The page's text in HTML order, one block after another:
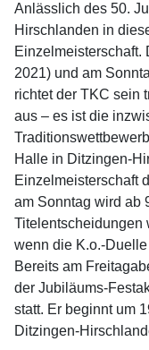
Anlässlich des 50.
Hirschlanden in
Einzelmeisterschaft.
2021) und am
richtet der TKC sein
aus – es ist die
Halle in Ditzingen-
Einzelmeisterschaft
am Sonntag wird ab
Titelentscheidungen
wenn die K.o.-
Bereits am
der Jubiläums-
statt. Er beginnt um
Ditzingen-